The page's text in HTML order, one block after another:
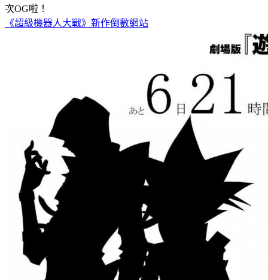
次OG啦！
《超級機器人大戰》新作倒數網站